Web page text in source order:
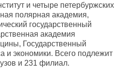
и четыре петербуржских
полярная академия,
государственный
академия
Государственный
и экономики. Всего подлежит
и 231 филиал.